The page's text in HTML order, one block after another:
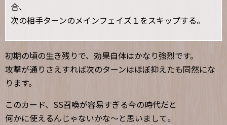
合、
次の相手ターンのメインフェイズ１をスキップする。
初期の頃の生き残りで、効果自体はかなり強烈です。
攻撃が通りさえすれば次のターンはほぼ抑えたも同然にな
ります。
このカード、SS召喚が容易すぎる今の時代だと
何かに使えるんじゃないかな～と思いまして。